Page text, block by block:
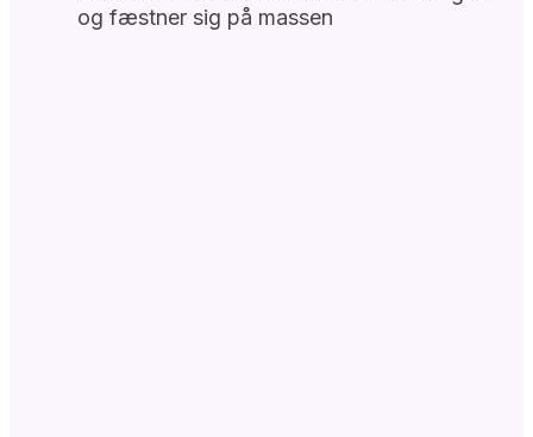
og fæstner sig på massen